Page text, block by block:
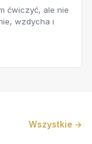
ćwiczyć, ale nie
wzdycha i
Wszystkie →